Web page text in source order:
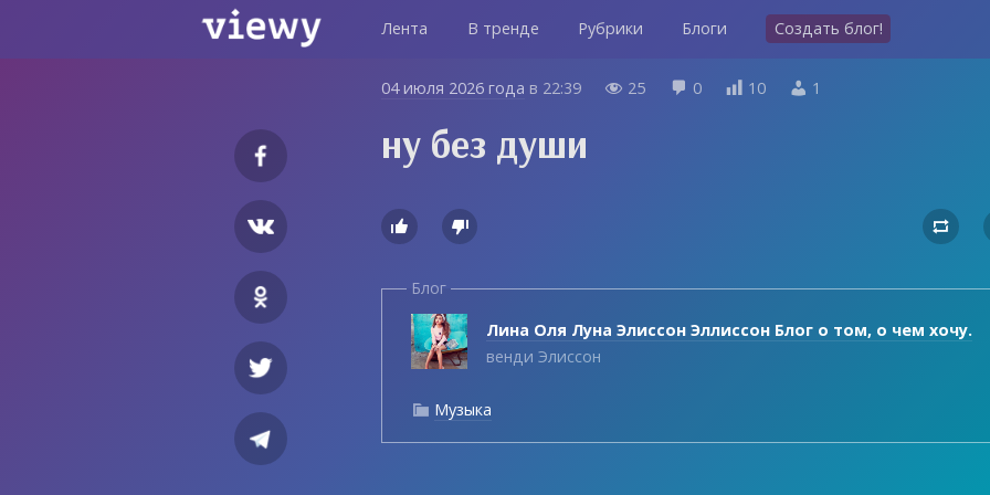
Лента В тренде Рубрики Блоги Создать блог!
04 июля 2026 года в 22:39  25  0  10  1
ну без души
  
Блог
Лина Оля Луна Элиссон Эллиссон Блог о том, о чем хочу.
венди Элиссон
 Музыка